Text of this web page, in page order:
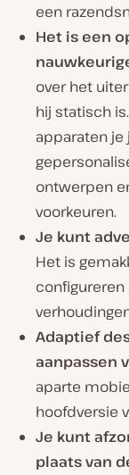
een
Het is een
over het
hij statisch
apparaten je
ontwerpen
voorkeuren.
Je kunt
Het is
Adaptief
aanpassen
aparte
hoofdversie
Je kunt
plaats van